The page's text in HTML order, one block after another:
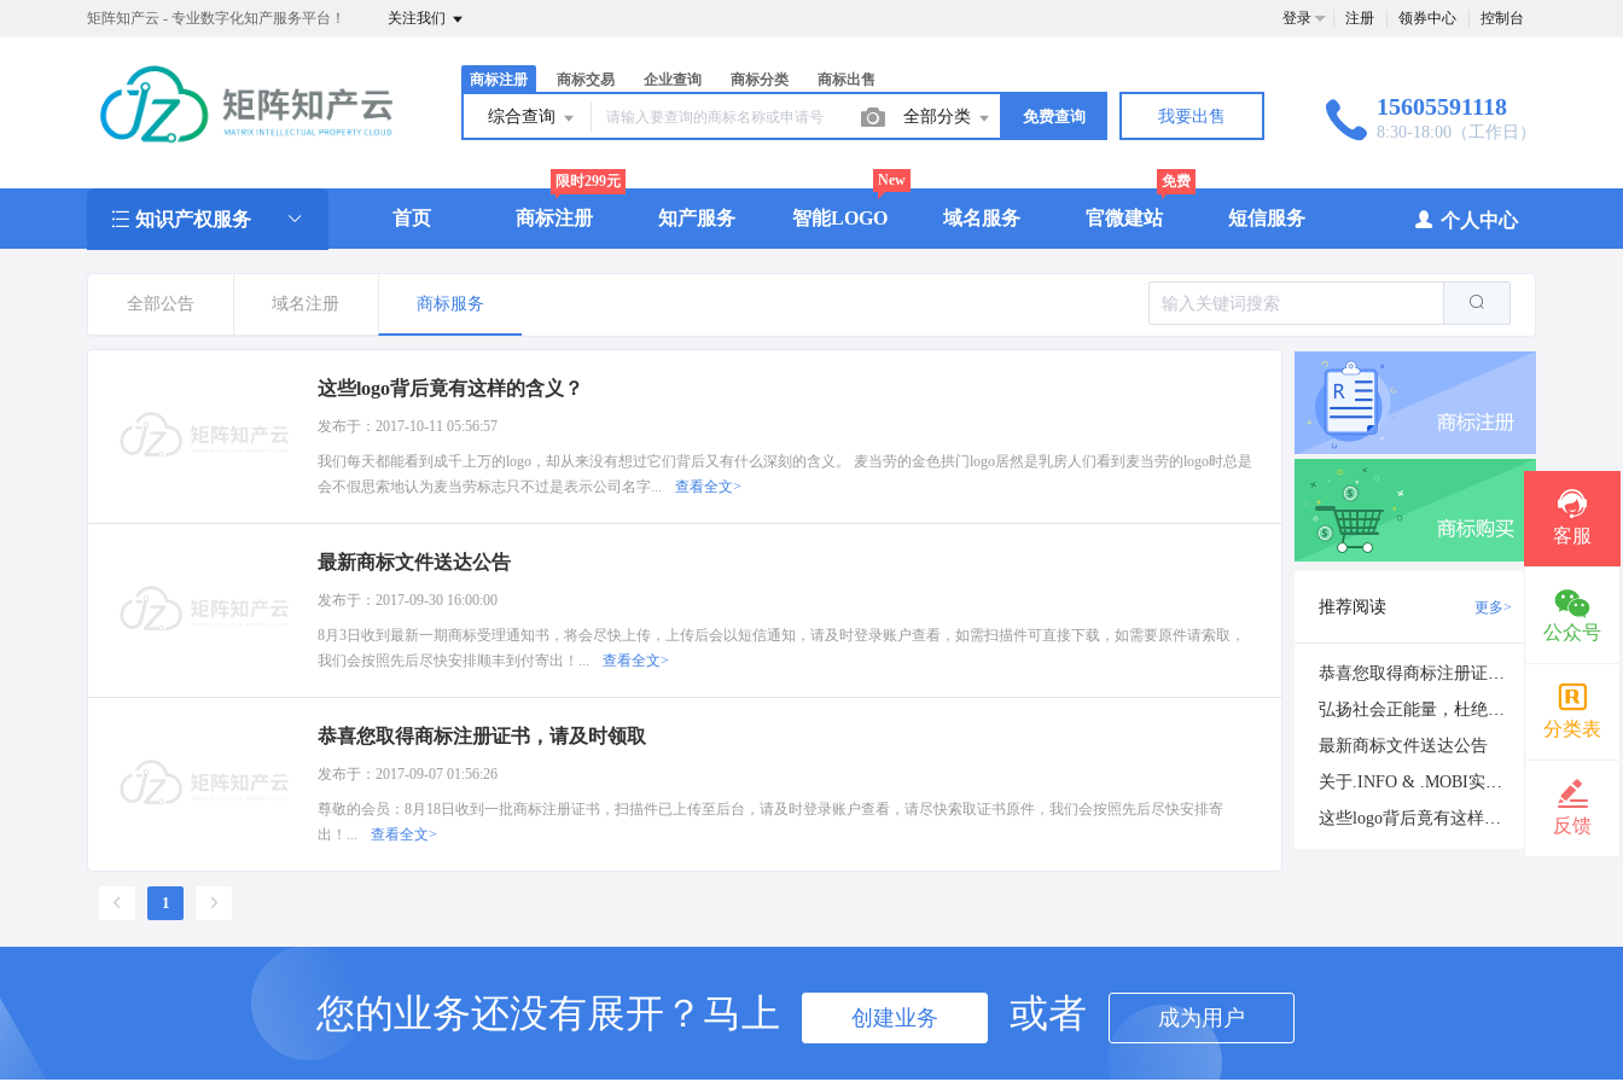
矩阵知产云 - 专业数字化知产服务平台！ 关注我们 登录 注册 领券中心 控制台
商标注册 商标交易 企业查询 商标分类 商标出售
综合查询 全部分类 免费查询 我要出售 15605591118
8:30-18:00（工作日）
知识产权服务 首页 商标注册
限时299元
知产服务 智能LOGO
New
域名服务 官微建站
免费
短信服务 个人中心
全部公告 域名注册 商标服务
这些logo背后竟有这样的含义？
发布于：2017-10-11 05:56:57
我们每天都能看到成千上万的logo，却从来没有想过它们背后又有什么深刻的含义。 麦当劳的金色拱门logo居然是乳房人们看到麦当劳的logo时总是
会不假思索地认为麦当劳标志只不过是表示公司名字...
查看全文>
最新商标文件送达公告
发布于：2017-09-30 16:00:00
8月3日收到最新一期商标受理通知书，将会尽快上传，上传后会以短信通知，请及时登录账户查看，如需扫描件可直接下载，如需要原件请索取，
我们会按照先后尽快安排顺丰到付寄出！...
查看全文>
恭喜您取得商标注册证书，请及时领取
发布于：2017-09-07 01:56:26
尊敬的会员：8月18日收到一批商标注册证书，扫描件已上传至后台，请及时登录账户查看，请尽快索取证书原件，我们会按照先后尽快安排寄
出！...
查看全文>
1
推荐阅读 更多>
恭喜您取得商标注册证书，请及时领取
弘扬社会正能量，杜绝域名不良应用倡议
最新商标文件送达公告
关于.INFO & .MOBI实名认证的重要通知
这些logo背后竟有这样的含义？
您的业务还没有展开？马上 创建业务 或者 成为用户
客服
公众号
分类表
反馈